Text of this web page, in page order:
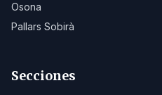
Osona
Pallars Sobirà
Secciones